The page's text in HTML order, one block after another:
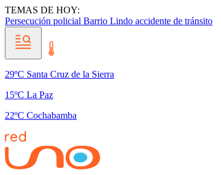
TEMAS DE HOY:
Persecución policial Barrio Lindo accidente de tránsito
29ºC Santa Cruz de la Sierra
15ºC La Paz
22ºC Cochabamba